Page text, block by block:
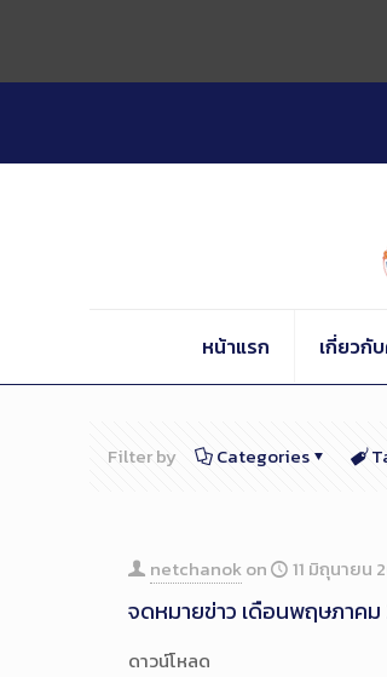
Content
หน้าแรก เกี่ยวกั
Filter by Categories
netchanokon 11 มิถุนายน
จดหมายข่าว เดือนพฤษภาคม
ดาวน์โหลด